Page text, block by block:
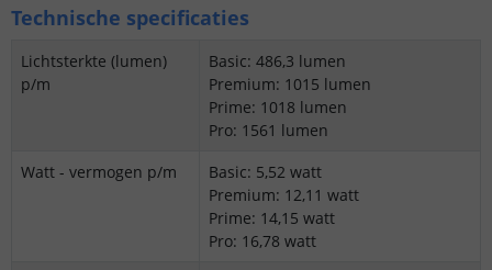
Technische specificaties
Lichtsterkte (lumen)
p/m
Basic: 486,3 lumen
Premium: 1015 lumen
Prime: 1018 lumen
Pro: 1561 lumen
Watt - vermogen p/m
Basic: 5,52 watt
Premium: 12,11 watt
Prime: 14,15 watt
Pro: 16,78 watt